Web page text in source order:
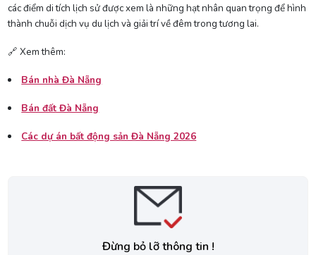
các điểm di tích lịch sử được xem là những hạt nhân quan trọng để hình
thành chuỗi dịch vụ du lịch và giải trí về đêm trong tương lai.
🔗 Xem thêm:
Bán nhà Đà Nẵng
Bán đất Đà Nẵng
Các dự án bất động sản Đà Nẵng 2026
Đừng bỏ lỡ thông tin !